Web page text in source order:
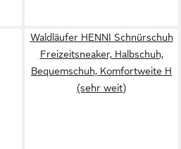
Waldläufer HENNI Schnürschuh
Freizeitsneaker, Halbschuh,
Bequemschuh, Komfortweite H
(sehr weit)